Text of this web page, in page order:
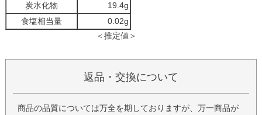
炭水化物
19.4g
食塩相当量
0.02g
＜推定値＞
返品・交換について
商品の品質については万全を期しておりますが、万一商品が